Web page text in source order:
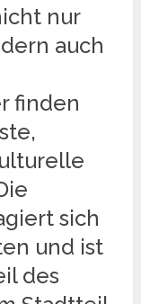
nur
auch
finden
sich
und ist
des